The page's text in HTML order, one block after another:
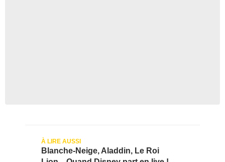
Blanche-Neige, Aladdin, Le Roi